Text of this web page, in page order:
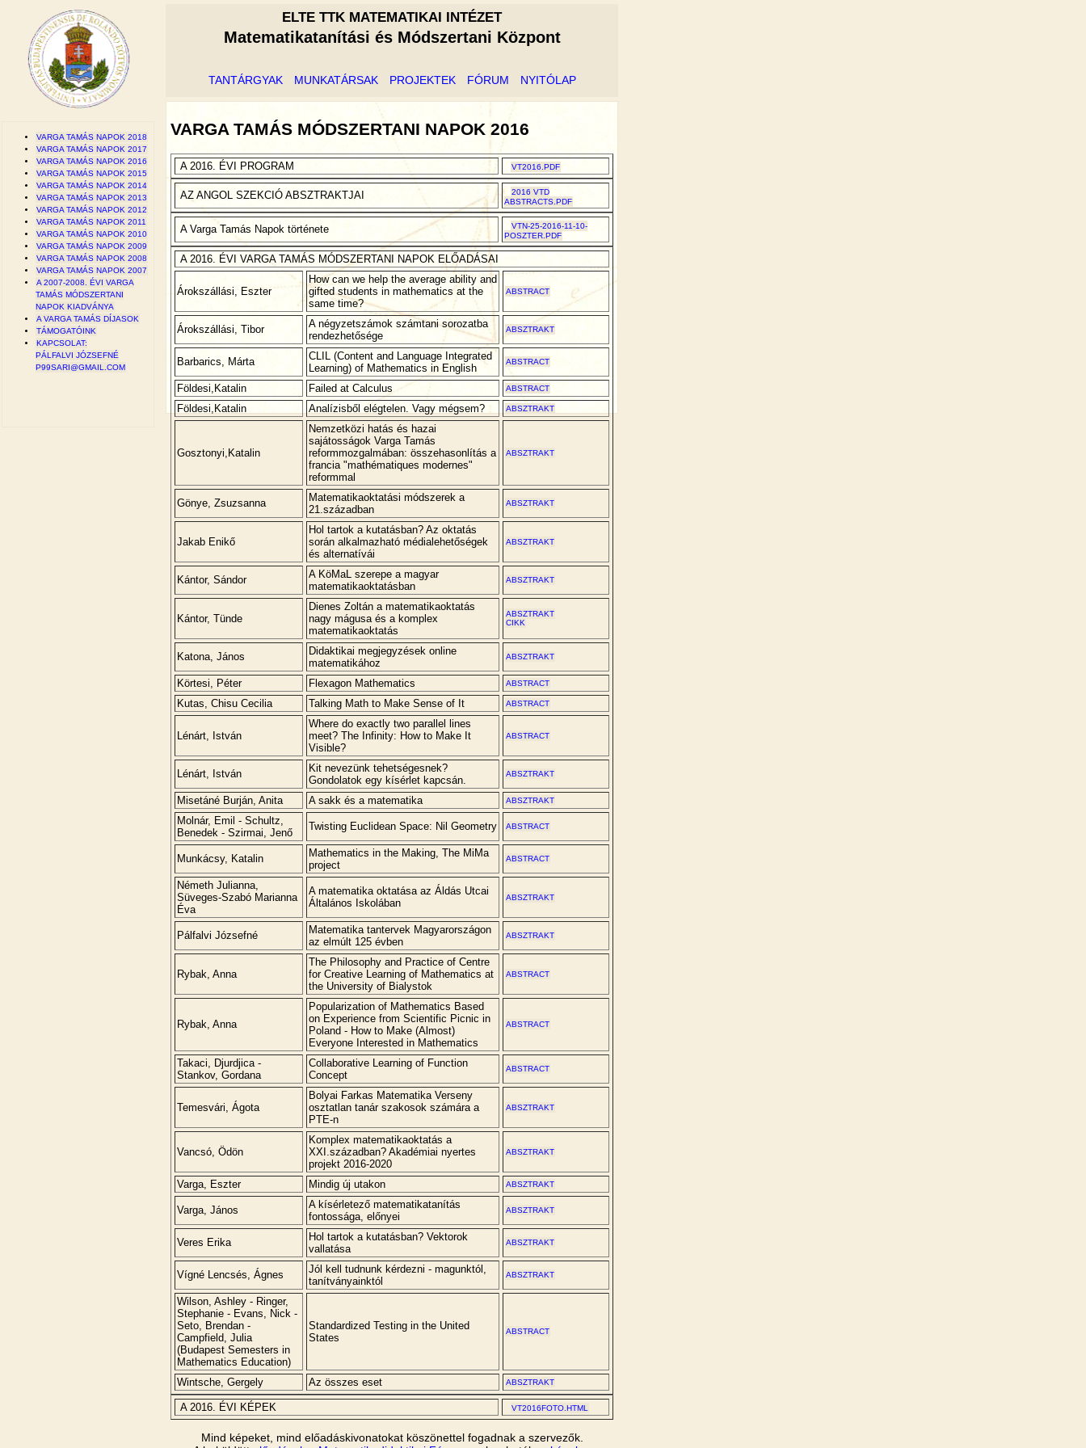
ELTE TTK MATEMATIKAI INTÉZET
Matematikatanítási és Módszertani Központ
TANTÁRGYAK MUNKATÁRSAK PROJEKTEK FÓRUM NYITÓLAP
VARGA TAMÁS NAPOK 2018
VARGA TAMÁS NAPOK 2017
VARGA TAMÁS NAPOK 2016
VARGA TAMÁS NAPOK 2015
VARGA TAMÁS NAPOK 2014
VARGA TAMÁS NAPOK 2013
VARGA TAMÁS NAPOK 2012
VARGA TAMÁS NAPOK 2011
VARGA TAMÁS NAPOK 2010
VARGA TAMÁS NAPOK 2009
VARGA TAMÁS NAPOK 2008
VARGA TAMÁS NAPOK 2007
A 2007-2008. ÉVI VARGA
TAMÁS MÓDSZERTANI
NAPOK KIADVÁNYA
A VARGA TAMÁS DÍJASOK
TÁMOGATÓINK
KAPCSOLAT:
PÁLFALVI JÓZSEFNÉ
P99SARI@GMAIL.COM
VARGA TAMÁS MÓDSZERTANI NAPOK 2016
A 2016. ÉVI PROGRAM VT2016.PDF
AZ ANGOL SZEKCIÓ ABSZTRAKTJAI
2016 VTD
ABSTRACTS.PDF
A Varga Tamás Napok története
VTN-25-2016-11-10-
POSZTER.PDF
A 2016. ÉVI VARGA TAMÁS MÓDSZERTANI NAPOK ELŐADÁSAI
Árokszállási, Eszter
How can we help the average ability and
gifted students in mathematics at the
same time?
ABSTRACT
Árokszállási, Tibor
A négyzetszámok számtani sorozatba
rendezhetősége
ABSZTRAKT
Barbarics, Márta
CLIL (Content and Language Integrated
Learning) of Mathematics in English
ABSTRACT
Földesi,Katalin Failed at Calculus ABSTRACT
Földesi,Katalin Analízisből elégtelen. Vagy mégsem? ABSZTRAKT
Gosztonyi,Katalin
Nemzetközi hatás és hazai
sajátosságok Varga Tamás
reformmozgalmában: összehasonlítás a
francia "mathématiques modernes"
reformmal
ABSZTRAKT
Gönye, Zsuzsanna
Matematikaoktatási módszerek a
21.században
ABSZTRAKT
Jakab Enikő
Hol tartok a kutatásban? Az oktatás
során alkalmazható médialehetőségek
és alternatívái
ABSZTRAKT
Kántor, Sándor
A KöMaL szerepe a magyar
matematikaoktatásban
ABSZTRAKT
Kántor, Tünde
Dienes Zoltán a matematikaoktatás
nagy mágusa és a komplex
matematikaoktatás
ABSZTRAKT
CIKK
Katona, János
Didaktikai megjegyzések online
matematikához
ABSZTRAKT
Körtesi, Péter Flexagon Mathematics ABSTRACT
Kutas, Chisu Cecilia Talking Math to Make Sense of It ABSTRACT
Lénárt, István
Where do exactly two parallel lines
meet? The Infinity: How to Make It
Visible?
ABSTRACT
Lénárt, István
Kit nevezünk tehetségesnek?
Gondolatok egy kísérlet kapcsán.
ABSZTRAKT
Misetáné Burján, Anita A sakk és a matematika ABSZTRAKT
Molnár, Emil - Schultz,
Benedek - Szirmai, Jenő
Twisting Euclidean Space: Nil Geometry ABSTRACT
Munkácsy, Katalin
Mathematics in the Making, The MiMa
project
ABSTRACT
Németh Julianna,
Süveges-Szabó Marianna
Éva
A matematika oktatása az Áldás Utcai
Általános Iskolában
ABSZTRAKT
Pálfalvi Józsefné
Matematika tantervek Magyarországon
az elmúlt 125 évben
ABSZTRAKT
Rybak, Anna
The Philosophy and Practice of Centre
for Creative Learning of Mathematics at
the University of Bialystok
ABSTRACT
Rybak, Anna
Popularization of Mathematics Based
on Experience from Scientific Picnic in
Poland - How to Make (Almost)
Everyone Interested in Mathematics
ABSTRACT
Takaci, Djurdjica -
Stankov, Gordana
Collaborative Learning of Function
Concept
ABSTRACT
Temesvári, Ágota
Bolyai Farkas Matematika Verseny
osztatlan tanár szakosok számára a
PTE-n
ABSZTRAKT
Vancsó, Ödön
Komplex matematikaoktatás a
XXI.században? Akadémiai nyertes
projekt 2016-2020
ABSZTRAKT
Varga, Eszter Mindig új utakon ABSZTRAKT
Varga, János
A kísérletező matematikatanítás
fontossága, előnyei
ABSZTRAKT
Veres Erika
Hol tartok a kutatásban? Vektorok
vallatása
ABSZTRAKT
Vígné Lencsés, Ágnes
Jól kell tudnunk kérdezni - magunktól,
tanítványainktól
ABSZTRAKT
Wilson, Ashley - Ringer,
Stephanie - Evans, Nick -
Seto, Brendan -
Campfield, Julia
(Budapest Semesters in
Mathematics Education)
Standardized Testing in the United
States
ABSTRACT
Wintsche, Gergely Az összes eset ABSZTRAKT
A 2016. ÉVI KÉPEK VT2016FOTO.HTML
Mind képeket, mind előadáskivonatokat köszönettel fogadnak a szervezők.